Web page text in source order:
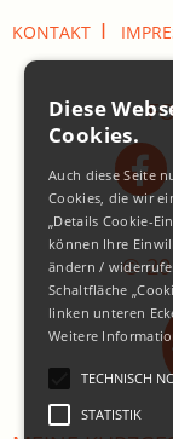
KONTAKT I
©
Diese
Cookies.
Auch diese Seite
Cookies, die wir
„Details Cookie-
können Ihre
ändern /
Schaltfläche
linken unteren
Weitere
TECHNISCH
STATISTIK